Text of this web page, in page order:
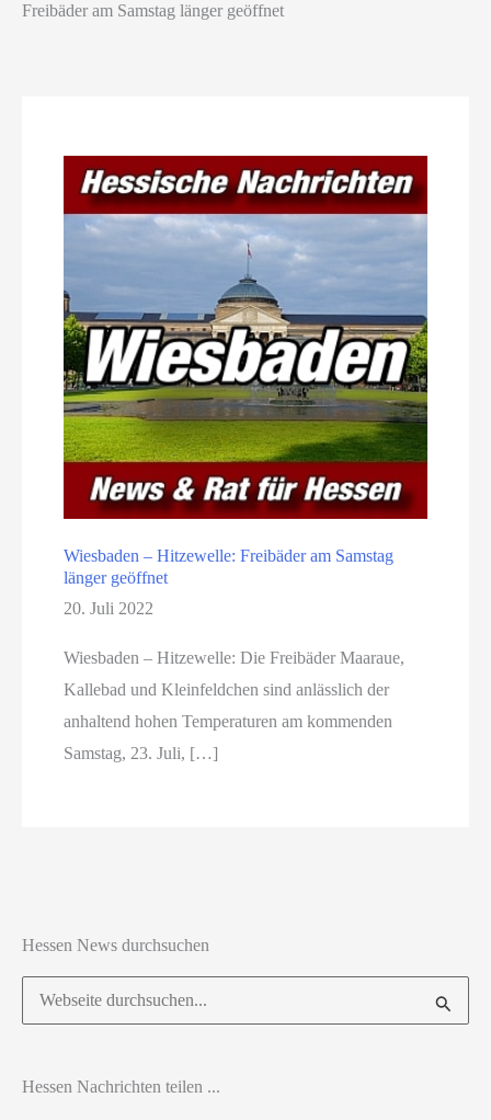
Freibäder am Samstag länger geöffnet
Wiesbaden – Hitzewelle: Freibäder am Samstag
länger geöffnet
20. Juli 2022
Wiesbaden – Hitzewelle: Die Freibäder Maaraue,
Kallebad und Kleinfeldchen sind anlässlich der
anhaltend hohen Temperaturen am kommenden
Samstag, 23. Juli, […]
Hessen News durchsuchen
Suchen
nach:
Hessen Nachrichten teilen ...